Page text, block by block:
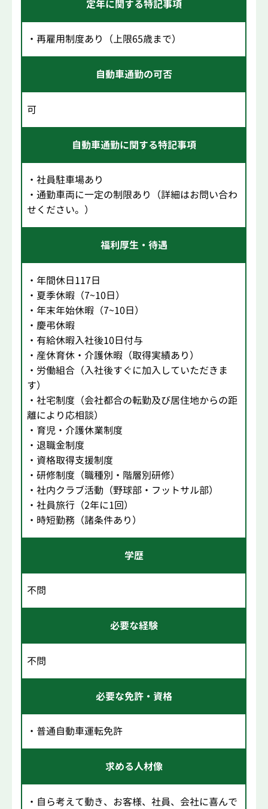
定年に関する特記事項
・再雇用制度あり（上限65歳まで）
自動車通勤の可否
可
自動車通勤に関する特記事項
・社員駐車場あり
・通勤車両に一定の制限あり（詳細はお問い合わ
せください。）
福利厚生・待遇
・年間休日117日
・夏季休暇（7~10日）
・年末年始休暇（7~10日）
・慶弔休暇
・有給休暇入社後10日付与
・産休育休・介護休暇（取得実績あり）
・労働組合（入社後すぐに加入していただきま
す）
・社宅制度（会社都合の転勤及び居住地からの距
離により応相談）
・育児・介護休業制度
・退職金制度
・資格取得支援制度
・研修制度（職種別・階層別研修）
・社内クラブ活動（野球部・フットサル部）
・社員旅行（2年に1回）
・時短勤務（諸条件あり）
学歴
不問
必要な経験
不問
必要な免許・資格
・普通自動車運転免許
求める人材像
・自ら考えて動き、お客様、社員、会社に喜んで